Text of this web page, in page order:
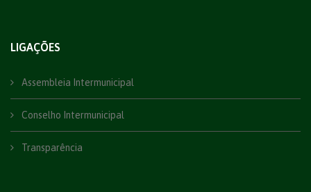
LIGAÇÕES
Assembleia Intermunicipal
Conselho Intermunicipal
Transparência